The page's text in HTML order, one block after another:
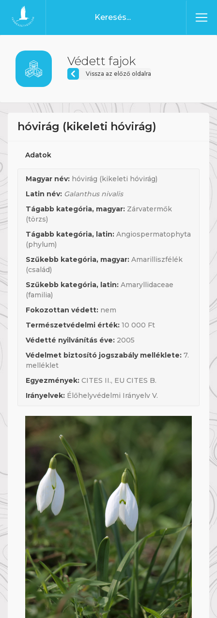
Ugrás a tartalomhoz
Főoldal
Védett fajok
Vissza az előző oldalra
hóvirág (kikeleti hóvirág)
Adatok
Magyar név: hóvirág (kikeleti hóvirág)
Latin név: Galanthus nivalis
Tágabb kategória, magyar: Zárvatermők
(törzs)
Tágabb kategória, latin: Angiospermatophyta
(phylum)
Szűkebb kategória, magyar: Amarilliszfélék
(család)
Szűkebb kategória, latin: Amaryllidaceae
(familia)
Fokozottan védett: nem
Természetvédelmi érték: 10 000 Ft
Védetté nyilvánítás éve: 2005
Védelmet biztosító jogszabály melléklete: 7.
melléklet
Egyezmények: CITES II., EU CITES B.
Irányelvek: Élőhelyvédelmi Irányelv V.